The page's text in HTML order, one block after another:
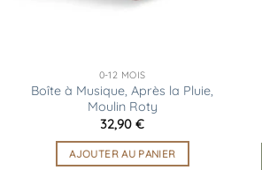
0-12 MOIS
Boîte à Musique, Après la Pluie,
Moulin Roty
32,90€
AJOUTER AU PANIER